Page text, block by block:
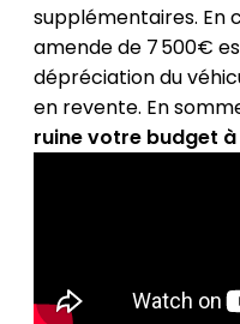
supplémentaires. En
amende de 7 500€
dépréciation du
en revente. En
ruine votre budget